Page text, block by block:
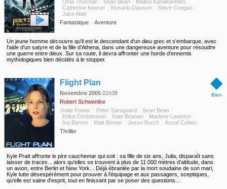
Uma Thurman Sean Bean
Melina Kanakaredes
Catherine Keener
Rosario Dawson
Steve Coogan
Jake Abel
Fantastique
Aventure
Un jeune homme découvre qu'il est le descendant d'un dieu grec et s'embarque, avec
l'aide d'un satyre et de la fille d'Athena, dans une dangereuse aventure pour résoudre
une guerre entre dieux. Sur sa route, il devra affronter une horde d'ennemis
mythologiques bien décidés à le stopper.
◆
Bien
Flight Plan
Novembre 2005 01h38
Robert Schwentke
Jodie Foster
Peter Sarsgaard
Sean Bean
Erika Christensen
Kate Beahan
Marlene Lawston
Ina Barron
Matt Bomer Jesse Burch
Assaf Cohen
Thriller
Kyle Pratt affronte le pire cauchemar qui soit : sa fille de six ans, Julia, disparaît sans
laisser de traces... alors qu'elles se trouvent à plus de 11 000 mètres d'altitude, dans
un avion, entre Berlin et New York... Déjà ébranlée par la mort soudaine de son mari,
Kyle lutte désespérément pour prouver à l'équipage et aux passagers, sceptiques,
qu'elle est saine d'esprit, tout en finissant par se poser des questions...